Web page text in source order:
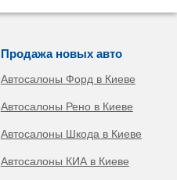
Продажа новых авто
Автосалоны Форд в Киеве
Автосалоны Рено в Киеве
Автосалоны Шкода в Киеве
Автосалоны КИА в Киеве